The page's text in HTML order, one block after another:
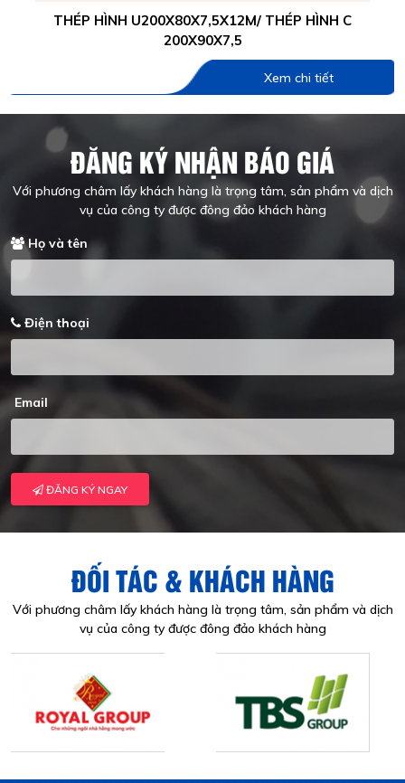
THÉP HÌNH U200X80X7,5X12M/ THÉP HÌNH C
200X90X7,5
Xem chi tiết
ĐĂNG KÝ NHẬN BÁO GIÁ
Với phương châm lấy khách hàng là trọng tâm, sản phẩm và dịch
vụ của công ty được đông đảo khách hàng
Họ và tên
Điện thoại
Email
ĐĂNG KÝ NGAY
ĐỐI TÁC & KHÁCH HÀNG
Với phương châm lấy khách hàng là trọng tâm, sản phẩm và dịch
vụ của công ty được đông đảo khách hàng